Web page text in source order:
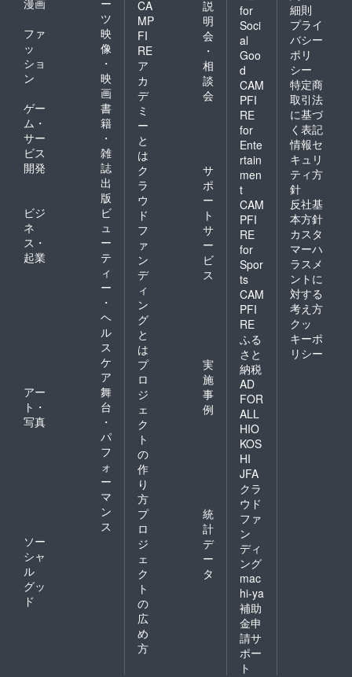
日改め
て画像
データ
をメー
ルにて
お送り
いただ
きます
ので、
それま
でに画
像をご
用意く
※SNS応
援をご
希望の
場合、
情報発
信源の
アカウ
ント名
のご記
載をお
願いい
たしま
す。 ※
創業サ
漫画
ー
ツ
ファ
ッ
ショ
ン
映
像
・
映
画
ゲー
ム・
サー
ビス
開発
書
籍
・
雑
誌
出
版
ビジ
ネ
ス・
起業
ビ
ュ
ー
テ
ィ
ー
・
ヘ
ル
ス
ケ
ア
アー
ト・
写真
舞
台
・
パ
フ
ォ
ー
マ
ン
ス
ソー
シャ
ル
グッ
ド
CA
MP
FI
RE
ア
カ
デ
ミ
ー
と
は
説
明
会
・
相
談
会
ク
ラ
ウ
ド
フ
ァ
ン
デ
ィ
ン
グ
と
は
サ
ポ
ー
ト
サ
ー
ビ
ス
プ
ロ
ジ
ェ
ク
ト
の
作
り
方
実
施
事
例
プ
ロ
ジ
ェ
ク
ト
の
広
め
方
統
計
デ
ー
タ
for
Soci
al
Goo
d
CAM
PFI
RE
for
Ente
rtain
men
t
CAM
PFI
RE
for
Spor
ts
CAM
PFI
RE
ふる
さと
納税
AD
FOR
ALL
HIO
KOS
HI
JFA
クラ
ウド
ファ
ン
ディ
ング
mac
hi-ya
補助
金申
請サ
ポー
ト
細則
プライ
バシー
ポリ
シー
特定商
取引法
に基づ
く表記
情報セ
キュリ
ティ方
針
反社基
本方針
カスタ
マーハ
ラスメ
ントに
対する
考え方
クッ
キーポ
リシー